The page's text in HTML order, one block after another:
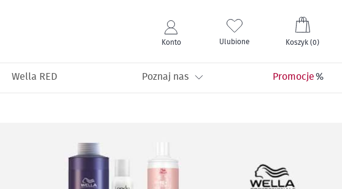
Konto Ulubione Koszyk (0)
Wella RED Poznaj nas Promocje